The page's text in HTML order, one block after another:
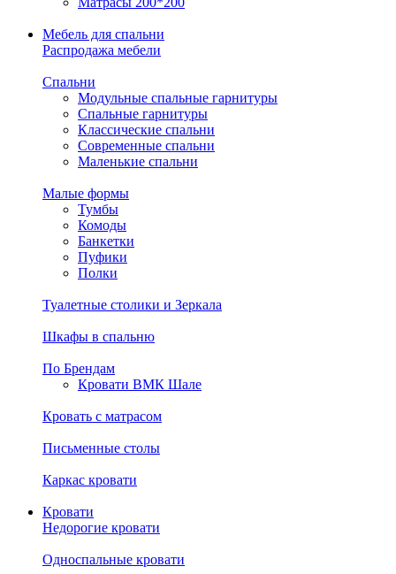
Мебель для спальни
Распродажа мебели
Спальни
Модульные спальные гарнитуры
Спальные гарнитуры
Классические спальни
Современные спальни
Маленькие спальни
Малые формы
Тумбы
Комоды
Банкетки
Пуфики
Полки
Туалетные столики и Зеркала
Шкафы в спальню
По Брендам
Кровати ВМК Шале
Кровать с матрасом
Письменные столы
Каркас кровати
Кровати
Недорогие кровати
Односпальные кровати